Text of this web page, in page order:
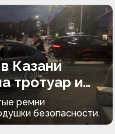
Казани
тротуар и
ремни
безопасности.